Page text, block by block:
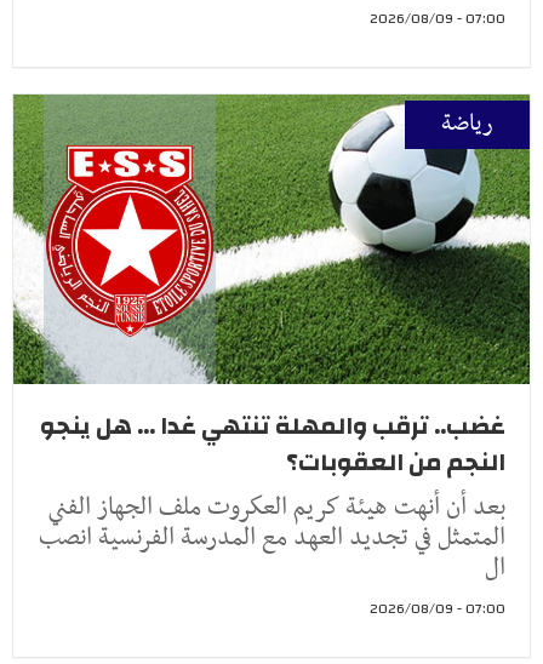
07:00 - 2026/08/09
رياضة
غضب.. ترقب والمهلة تنتهي غدا ... هل ينجو
النجم من العقوبات؟
بعد أن أنهت هيئة كريم العكروت ملف الجهاز الفني
المتمثل في تجديد العهد مع المدرسة الفرنسية انصب
ال
07:00 - 2026/08/09